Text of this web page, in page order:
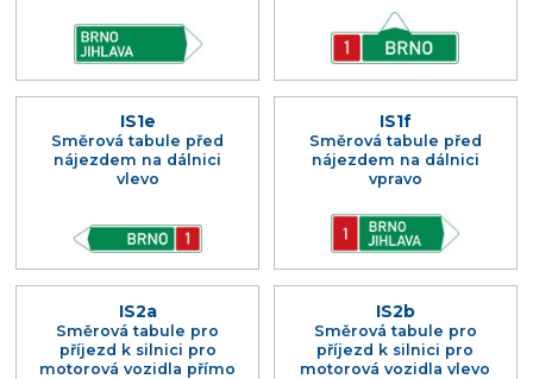
IS1e
Směrová tabule před
nájezdem na dálnici
vlevo
IS1f
Směrová tabule před
nájezdem na dálnici
vpravo
IS2a
Směrová tabule pro
příjezd k silnici pro
motorová vozidla přímo
IS2b
Směrová tabule pro
příjezd k silnici pro
motorová vozidla vlevo